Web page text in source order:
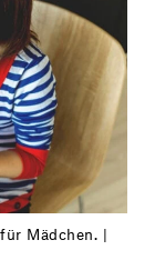
Mädchen. |